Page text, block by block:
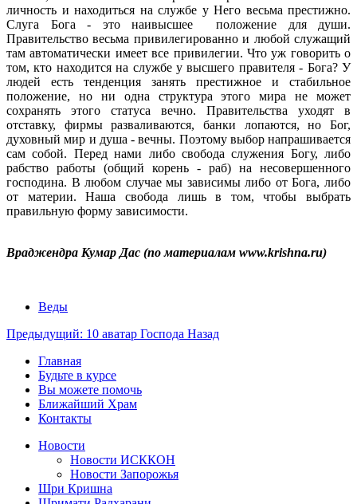
личность и находиться на службе у Него весьма престижно.
Слуга Бога - это наивысшее положение для души.
Правительство весьма привилегированно и любой служащий
там автоматически имеет все привилегии. Что уж говорить о
том, кто находится на службе у высшего правителя - Бога? У
людей есть тенденция занять престижное и стабильное
положение, но ни одна структура этого мира не может
сохранять этого статуса вечно. Правительства уходят в
отставку, фирмы разваливаются, банки лопаются, но Бог,
духовный мир и душа - вечны. Поэтому выбор напрашивается
сам собой. Перед нами либо свобода служения Богу, либо
рабство работы (общий корень - раб) на несовершенного
господина. В любом случае мы зависимы либо от Бога, либо
от материи. Наша свобода лишь в том, чтобы выбрать
правильную форму зависимости.
Враджендра Кумар Дас (по материалам www.krishna.ru)
Веды
Предыдущий: 10 аватар Господа Назад
Главная
Будьте в курсе
Вы можете помочь
Ближайший Храм
Контакты
Новости
Новости ИСККОН
Новости Запорожья
Шри Кришна